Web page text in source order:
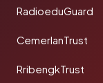
RadioeduGuard
CemerlanTrust
RribengkTrust